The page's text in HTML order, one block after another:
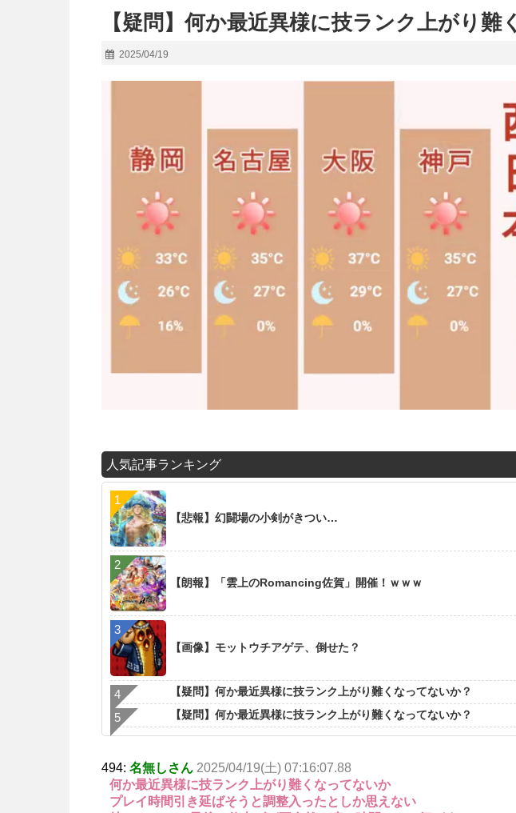
【疑問】何か最近異様に技ランク上がり難
2025/04/19
人気記事ランキング
【悲報】幻闘場の小剣がきつい…
【朗報】「雲上のRomancing佐賀」開催！ｗｗｗ
【画像】モットウチアゲテ、倒せた？
【疑問】何か最近異様に技ランク上がり難くなってないか？
【疑問】何か最近異様に技ランク上がり難くなってないか？
494: 名無しさん 2025/04/19(土) 07:16:07.88
何か最近異様に技ランク上がり難くなってないか
プレイ時間引き延ばそうと調整入ったとしか思えない